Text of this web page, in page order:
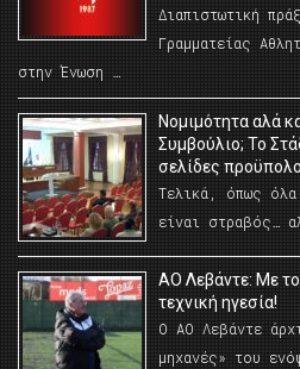
Διαπιστωτική
Γραμματείας
στην Ένωση …
Νομιμότητα αλά
Συμβούλιο; Το
σελίδες
Τελικά, όπως
είναι στραβός…
ΑΟ Λεβάντε: Με
τεχνική ηγεσία!
Ο ΑΟ Λεβάντε
μηχανές» του